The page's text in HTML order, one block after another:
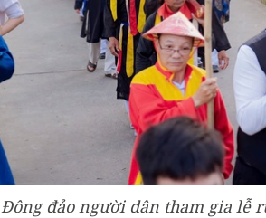
Đông đảo người dân tham gia lễ